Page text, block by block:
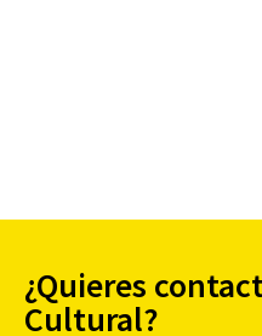
¿Quieres
Cultural?